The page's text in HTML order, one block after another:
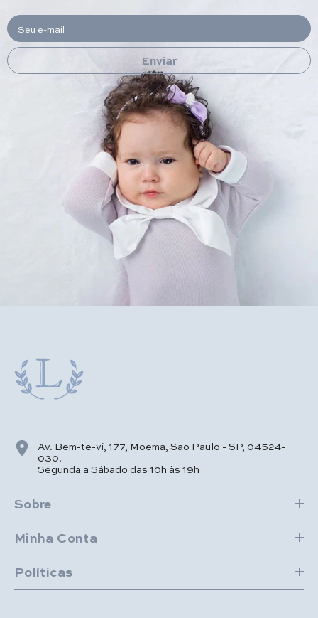
Seu e-mail
Enviar
Av. Bem-te-vi, 177, Moema, São Paulo - SP, 04524-
030.
Segunda a Sábado das 10h às 19h
Sobre
Minha Conta
Políticas